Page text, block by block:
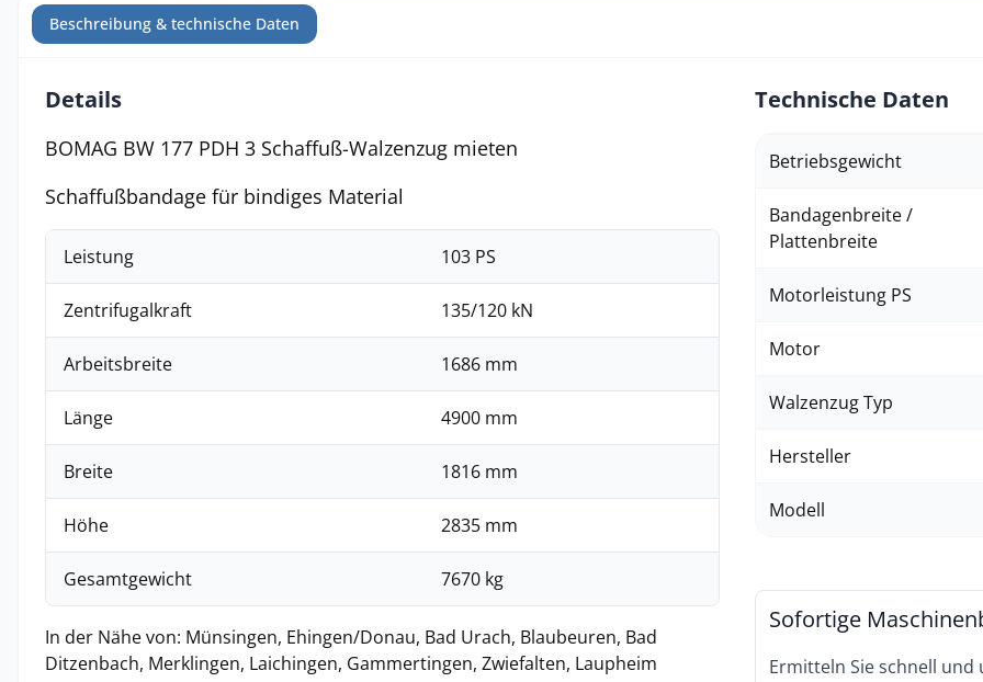
Beschreibung & technische Daten
Details
BOMAG BW 177 PDH 3 Schaffuß-Walzenzug mieten
Schaffußbandage für bindiges Material
Leistung 103 PS
Zentrifugalkraft 135/120 kN
Arbeitsbreite 1686 mm
Länge 4900 mm
Breite 1816 mm
Höhe 2835 mm
Gesamtgewicht 7670 kg
In der Nähe von: Münsingen, Ehingen/Donau, Bad Urach, Blaubeuren, Bad
Ditzenbach, Merklingen, Laichingen, Gammertingen, Zwiefalten, Laupheim
Technische Daten
Betriebsgewicht
Bandagenbreite /
Plattenbreite
Motorleistung PS
Motor
Walzenzug Typ
Hersteller
Modell
Sofortige
Ermitteln Sie schnell